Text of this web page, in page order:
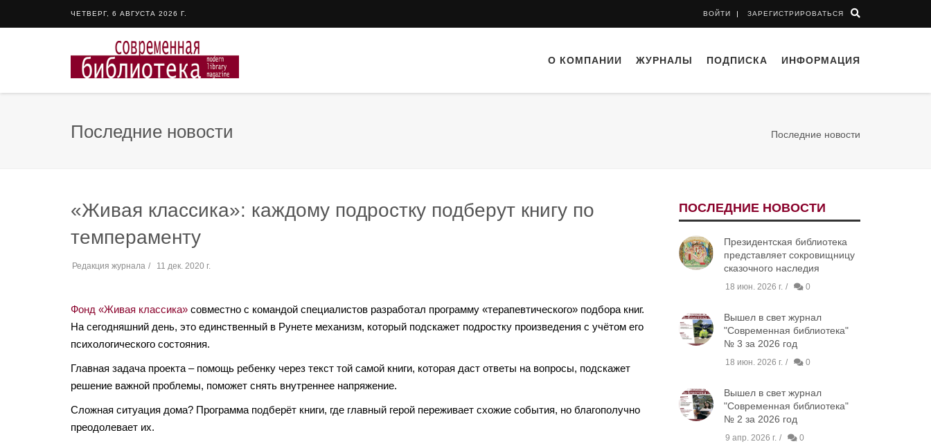
ЧЕТВЕРГ, 6 АВГУСТА 2026 Г. ВОЙТИ ЗАРЕГИСТРИРОВАТЬСЯ
О КОМПАНИИ ЖУРНАЛЫ ПОДПИСКА ИНФОРМАЦИЯ
Последние новости Последние новости
«Живая классика»: каждому подростку подберут книгу по
темпераменту
Редакция журнала 11 дек. 2020 г.
Фонд «Живая классика» совместно с командой специалистов разработал программу «терапевтического» подбора книг.
На сегодняшний день, это единственный в Рунете механизм, который подскажет подростку произведения с учётом его
психологического состояния.
Главная задача проекта – помощь ребенку через текст той самой книги, которая даст ответы на вопросы, подскажет
решение важной проблемы, поможет снять внутреннее напряжение.
Сложная ситуация дома? Программа подберёт книги, где главный герой переживает схожие события, но благополучно
преодолевает их.
ПОСЛЕДНИЕ НОВОСТИ
Президентская библиотека
представляет сокровищницу
сказочного наследия
18 июн. 2026 г. 0
Вышел в свет журнал
"Современная библиотека"
№ 3 за 2026 год
18 июн. 2026 г. 0
Вышел в свет журнал
"Современная библиотека"
№ 2 за 2026 год
9 апр. 2026 г. 0